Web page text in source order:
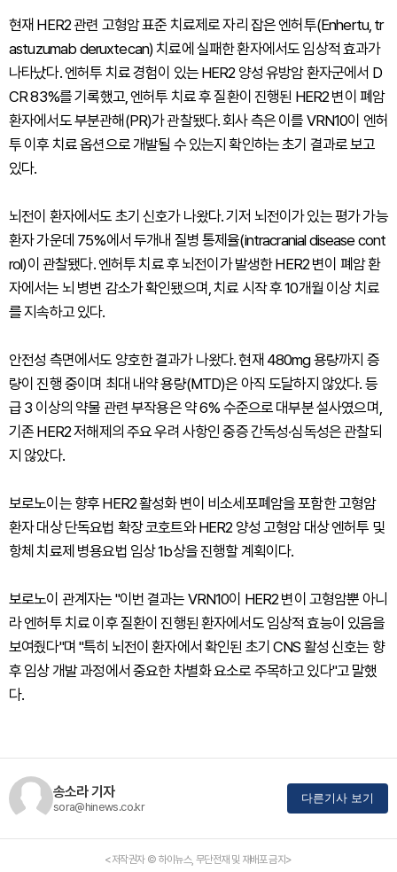
현재 HER2 관련 고형암 표준 치료제로 자리 잡은 엔허투(Enhertu, tr
astuzumab deruxtecan) 치료에 실패한 환자에서도 임상적 효과가
나타났다. 엔허투 치료 경험이 있는 HER2 양성 유방암 환자군에서 D
CR 83%를 기록했고, 엔허투 치료 후 질환이 진행된 HER2 변이 폐암
환자에서도 부분관해(PR)가 관찰됐다. 회사 측은 이를 VRN10이 엔허
투 이후 치료 옵션으로 개발될 수 있는지 확인하는 초기 결과로 보고
있다.
뇌전이 환자에서도 초기 신호가 나왔다. 기저 뇌전이가 있는 평가 가능
환자 가운데 75%에서 두개내 질병 통제율(intracranial disease cont
rol)이 관찰됐다. 엔허투 치료 후 뇌전이가 발생한 HER2 변이 폐암 환
자에서는 뇌 병변 감소가 확인됐으며, 치료 시작 후 10개월 이상 치료
를 지속하고 있다.
안전성 측면에서도 양호한 결과가 나왔다. 현재 480mg 용량까지 증
량이 진행 중이며 최대 내약 용량(MTD)은 아직 도달하지 않았다. 등
급 3 이상의 약물 관련 부작용은 약 6% 수준으로 대부분 설사였으며,
기존 HER2 저해제의 주요 우려 사항인 중증 간독성·심독성은 관찰되
지 않았다.
보로노이는 향후 HER2 활성화 변이 비소세포폐암을 포함한 고형암
환자 대상 단독요법 확장 코호트와 HER2 양성 고형암 대상 엔허투 및
항체 치료제 병용요법 임상 1b상을 진행할 계획이다.
보로노이 관계자는 "이번 결과는 VRN10이 HER2 변이 고형암뿐 아니
라 엔허투 치료 이후 질환이 진행된 환자에서도 임상적 효능이 있음을
보여줬다"며 "특히 뇌전이 환자에서 확인된 초기 CNS 활성 신호는 향
후 임상 개발 과정에서 중요한 차별화 요소로 주목하고 있다"고 말했
다.
송소라 기자
sora@hinews.co.kr
다른기사 보기
<저작권자 © 하이뉴스, 무단전재 및 재배포 금지>